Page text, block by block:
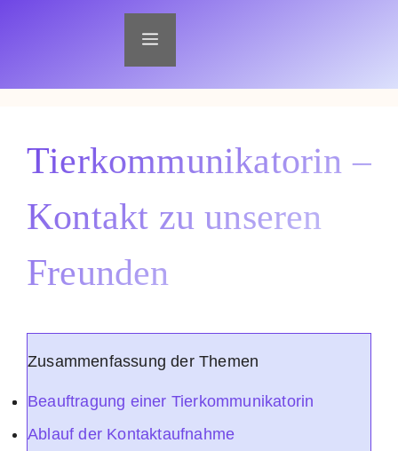
Menü
Tierkommunikatorin –
Kontakt zu unseren
Freunden
Zusammenfassung der Themen
Beauftragung einer Tierkommunikatorin
Ablauf der Kontaktaufnahme